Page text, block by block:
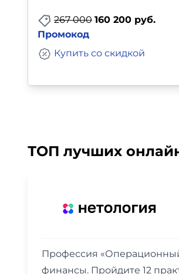
267 000 160 200 руб.
Промокод
Купить со скидкой
ТОП лучших
Профессия
финансы. Пройдите 12